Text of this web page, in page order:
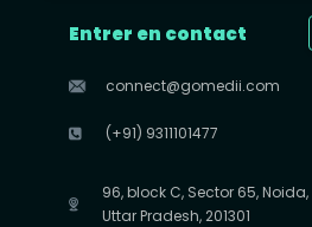
Entrer en contact
connect@gomedii.com
(+91) 9311101477
96, block C, Sector 65, Noida,
Uttar Pradesh, 201301